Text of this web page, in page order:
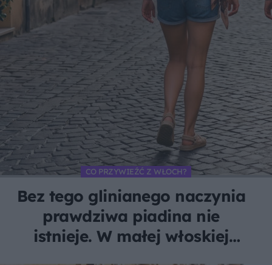
CO PRZYWIEŹĆ Z WŁOCH?
Bez tego glinianego naczynia
prawdziwa piadina nie
istnieje. W małej włoskiej